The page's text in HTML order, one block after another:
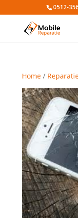
0512-
Home/